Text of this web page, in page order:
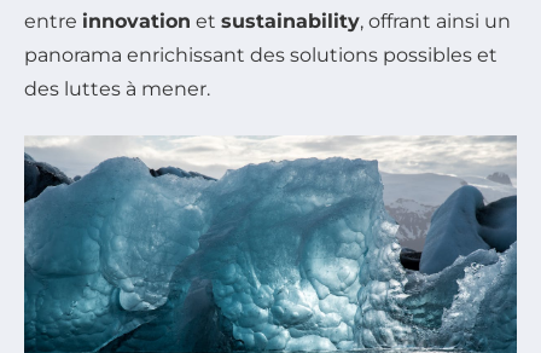
entre innovation et sustainability, offrant ainsi un
panorama enrichissant des solutions possibles et
des luttes à mener.